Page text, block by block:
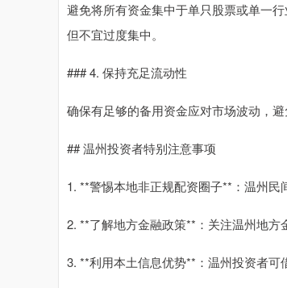
避免将所有资金集中于单只股票或单一
但不宜过度集中。
### 4. 保持充足流动性
确保有足够的备用资金应对市场波动，
## 温州投资者特别注意事项
1. **警惕本地非正规配资圈子**：温州民
2. **了解地方金融政策**：关注温州地方
3. **利用本土信息优势**：温州投资者可